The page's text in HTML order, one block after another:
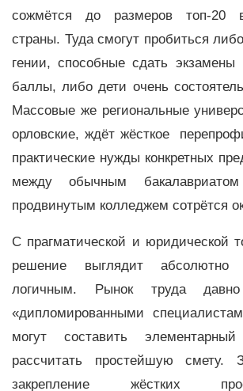
сожмётся до размеров топ-20
страны. Туда смогут пробиться
гении, способные сдать экзамены
баллы, либо дети очень
Массовые же региональные
орловские, ждёт жёсткое
практические нужды конкретных
между обычным
продвинутым колледжем сотрётся
С прагматической и юридической
решение выглядит
логичным. Рынок труда
«дипломированными
могут составить
рассчитать простейшую смету.
закрепление жёстких